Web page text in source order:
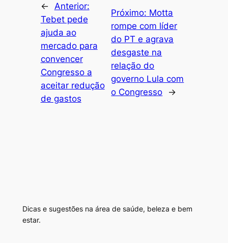
←
Anterior:
Tebet pede
ajuda ao
mercado para
convencer
Congresso a
aceitar redução
de gastos
Próximo: Motta
rompe com líder
do PT e agrava
desgaste na
relação do
governo Lula com
o Congresso
→
Dicas e sugestões na área de saúde, beleza e bem
estar.